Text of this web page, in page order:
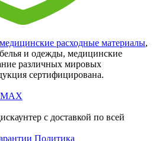
медицинские расходные материалы,
и одежды, медицинские
различных мировых
сертифицирована.
MAX
с доставкой по всей
Политика